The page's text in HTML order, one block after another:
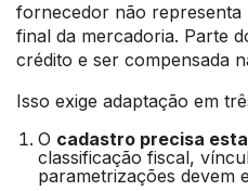
fornecedor não representa
final da mercadoria. Parte
crédito e ser compensada
Isso exige adaptação em
O cadastro precisa
classificação fiscal,
parametrizações devem